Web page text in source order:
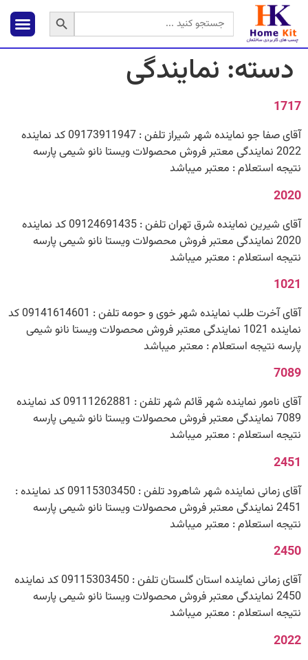
جستجو
برای:
دکمه جستجو
دسته: نمایندگی
1717
آقای صفا جو نماینده شهر شیراز تلفن : 09173911947 کد نماینده
2022 نمایندگی معتبر فروش محصولات ویستا نانو شیمی پارسه
نتیجه استعلام : معتبر میباشد
2020
آقای شیرین نماینده شرق تهران تلفن : 09124691435 کد نماینده
2020 نمایندگی معتبر فروش محصولات ویستا نانو شیمی پارسه
نتیجه استعلام : معتبر میباشد
1021
آقای آخرت طلب نماینده شهر خوی و حومه تلفن : 09141614601 کد
نماینده 1021 نمایندگی معتبر فروش محصولات ویستا نانو شیمی
پارسه نتیجه استعلام : معتبر میباشد
7089
آقای نامور نماینده شهر قائم شهر تلفن : 09111262881 کد نماینده
7089 نمایندگی معتبر فروش محصولات ویستا نانو شیمی پارسه
نتیجه استعلام : معتبر میباشد
2451
آقای زمانی نماینده شهر شاهرود تلفن : 09115303450 کد نماینده :
2451 نمایندگی معتبر فروش محصولات ویستا نانو شیمی پارسه
نتیجه استعلام : معتبر میباشد
2450
آقای زمانی نماینده استان گلستان تلفن : 09115303450 کد نماینده
2450 نمایندگی معتبر فروش محصولات ویستا نانو شیمی پارسه
نتیجه استعلام : معتبر میباشد
2022